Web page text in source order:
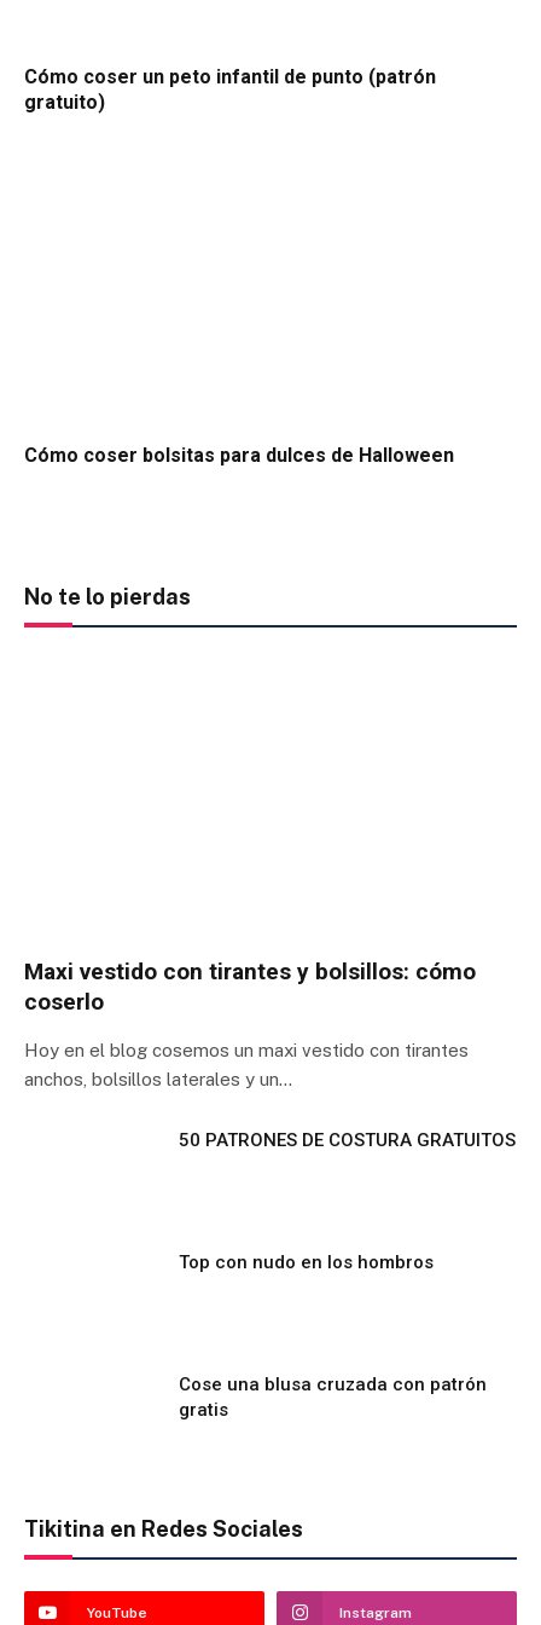
Cómo coser un peto infantil de punto (patrón
gratuito)
Cómo coser bolsitas para dulces de Halloween
No te lo pierdas
Maxi vestido con tirantes y bolsillos: cómo
coserlo
Hoy en el blog cosemos un maxi vestido con tirantes
anchos, bolsillos laterales y un…
50 PATRONES DE COSTURA GRATUITOS
Top con nudo en los hombros
Cose una blusa cruzada con patrón
gratis
Tikitina en Redes Sociales
YouTube Instagram